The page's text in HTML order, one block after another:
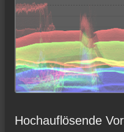
Hochauflösende